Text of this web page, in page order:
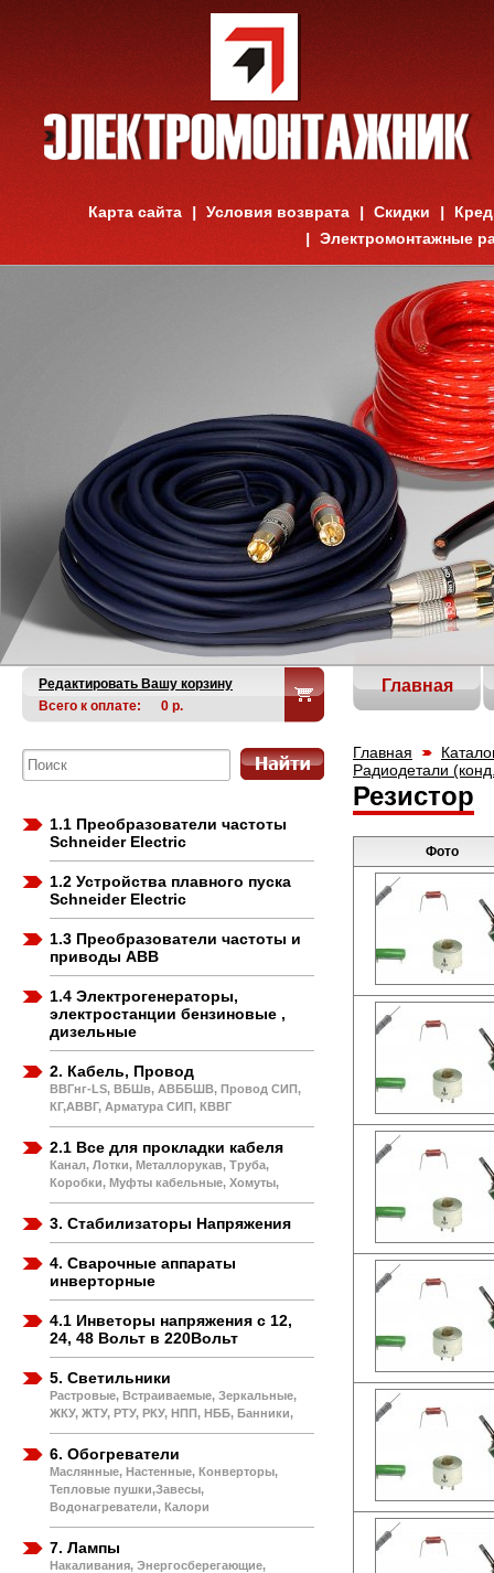
Карта сайта Условия возврата Скидки
Электромонтажные
Редактировать Вашу корзину
Всего к оплате:
0 р.
1.1 Преобразователи частоты
Schneider Electric
1.2 Устройства плавного пуска
Schneider Electric
1.3 Преобразователи частоты и
приводы ABB
1.4 Электрогенераторы,
электростанции бензиновые ,
дизельные
2. Кабель, Провод
ВВГнг-LS, ВБШв, АВББШВ, Провод СИП,
КГ,АВВГ, Арматура СИП, КВВГ
2.1 Все для прокладки кабеля
Канал, Лотки, Металлорукав, Труба,
Коробки, Муфты кабельные, Хомуты,
3. Стабилизаторы Напряжения
4. Сварочные аппараты
инверторные
4.1 Инветоры напряжения с 12,
24, 48 Вольт в 220Вольт
5. Светильники
Растровые, Встраиваемые, Зеркальные,
ЖКУ, ЖТУ, РТУ, РКУ, НПП, НББ, Банники,
6. Обогреватели
Маслянные, Настенные, Конверторы,
Тепловые пушки,Завесы,
Водонагреватели, Калори
7. Лампы
Накаливания, Энергосберегающие,
Главная
Главная
Радиодетали
Резистор
Фото